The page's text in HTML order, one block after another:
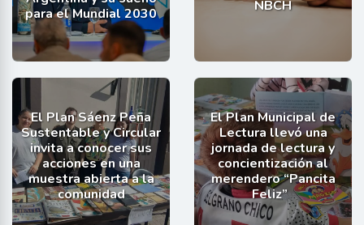
para el Mundial 2030
NBCH
El Plan Sáenz Peña
Sustentable y Circular
invita a conocer sus
acciones en una
muestra abierta a la
comunidad
El Plan Municipal de
Lectura llevó una
jornada de lectura y
concientización al
merendero “Pancita
Feliz”